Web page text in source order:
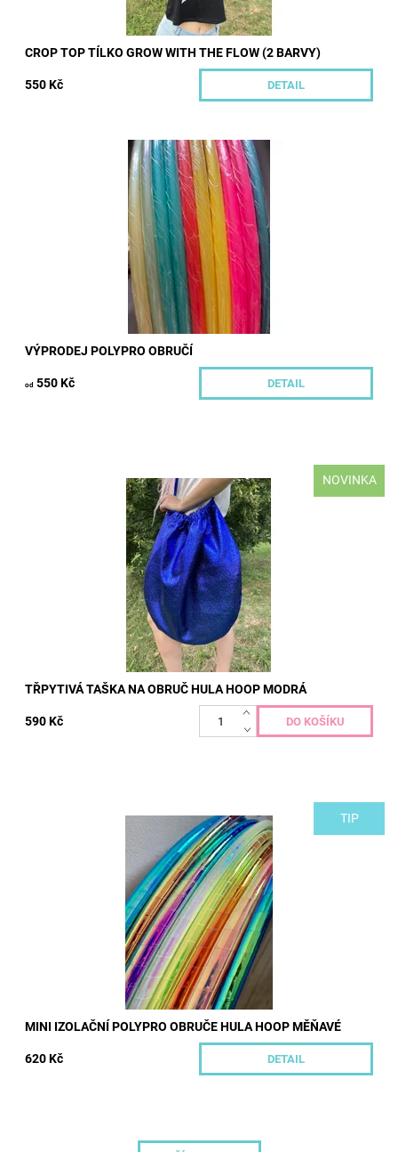
CROP TOP TÍLKO GROW WITH THE FLOW (2 BARVY)
550 Kč DETAIL
Výprodej skladových polypro obručí pro pokročilé. K odeslání
pouze po jednom kusu. U těchto obručí není možné měnit barvu
ani rozměr. Ihned lze...
Skladem
573/POL6
Hoopeto
VÝPRODEJ POLYPRO OBRUČÍ
od 550 Kč DETAIL
NOVINKA
Obal na obruč z lesklé pevné látky. Vhodný pro obruče do 60 cm
nebo cestovní obruče stočené napůl. Tašku lze nosit na rameni
jako kabelku nebo...
Skladem
TŘPYTIVÁ TAŠKA NA OBRUČ HULA HOOP MODRÁ
590 Kč
TIP
Mini polypro obruče, ideální pro manipulaci a izolaci. K dispozici
ve třech velikostech, osmi barvách a dvou průměrech trubky.
Skladem
489/PSY4
Hoopeto
MINI IZOLAČNÍ POLYPRO OBRUČE HULA HOOP MĚŇAVÉ
620 Kč DETAIL